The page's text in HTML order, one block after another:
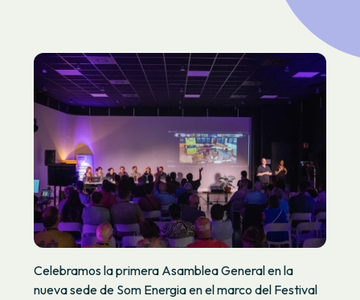
Celebramos la primera Asamblea General en la
nueva sede de Som Energia en el marco del Festival